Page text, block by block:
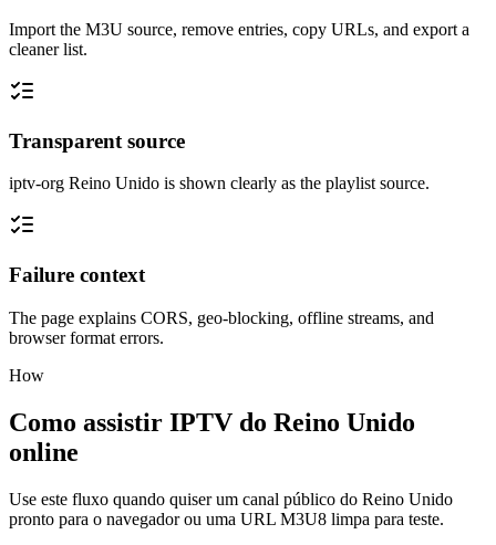
Import the M3U source, remove entries, copy URLs, and export a
cleaner list.
Transparent source
iptv-org Reino Unido is shown clearly as the playlist source.
Failure context
The page explains CORS, geo-blocking, offline streams, and
browser format errors.
How
Como assistir IPTV do Reino Unido
online
Use este fluxo quando quiser um canal público do Reino Unido
pronto para o navegador ou uma URL M3U8 limpa para teste.